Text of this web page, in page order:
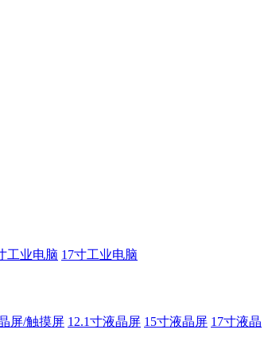
工业电脑 17寸工业电脑
屏/触摸屏 12.1寸液晶屏 15寸液晶屏 17寸液晶